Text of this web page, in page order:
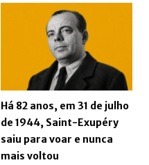
Há 82 anos, em 31 de julho
de 1944, Saint-Exupéry
saiu para voar e nunca
mais voltou